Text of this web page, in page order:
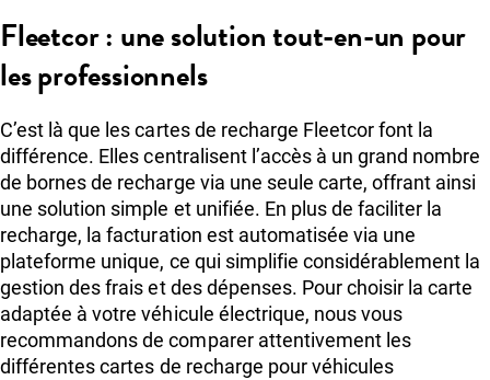
Fleetcor : une solution tout-en-un pour
les professionnels
C’est là que les cartes de recharge Fleetcor font la
différence. Elles centralisent l’accès à un grand nombre
de bornes de recharge via une seule carte, offrant ainsi
une solution simple et unifiée. En plus de faciliter la
recharge, la facturation est automatisée via une
plateforme unique, ce qui simplifie considérablement la
gestion des frais et des dépenses. Pour choisir la carte
adaptée à votre véhicule électrique, nous vous
recommandons de comparer attentivement les
différentes cartes de recharge pour véhicules